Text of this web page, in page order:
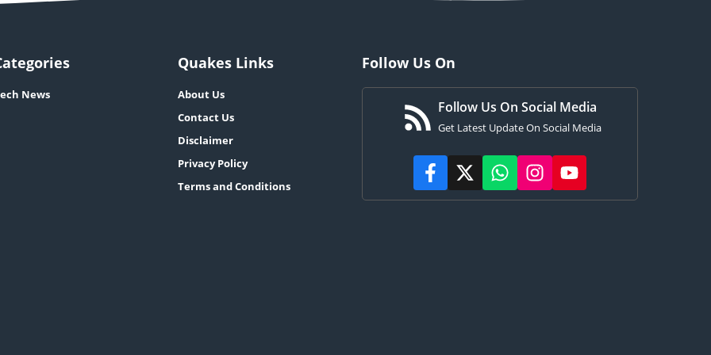
News
Quakes Links
About Us
Contact Us
Disclaimer
Privacy Policy
Terms and Conditions
Follow Us On
Follow Us On Social Media
Get Latest Update On Social Media